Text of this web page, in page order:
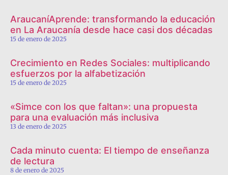
AraucaníAprende: transformando la educación
en La Araucanía desde hace casi dos décadas
15 de enero de 2025
Crecimiento en Redes Sociales: multiplicando
esfuerzos por la alfabetización
15 de enero de 2025
«Simce con los que faltan»: una propuesta
para una evaluación más inclusiva
13 de enero de 2025
Cada minuto cuenta: El tiempo de enseñanza
de lectura
8 de enero de 2025